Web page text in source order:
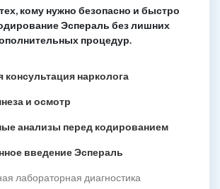
кому нужно безопасно и быстро
Эспераль без лишних
процедур.
консультация нарколога
и осмотр
анализы перед кодированием
введение Эспераль
лабораторная диагностика